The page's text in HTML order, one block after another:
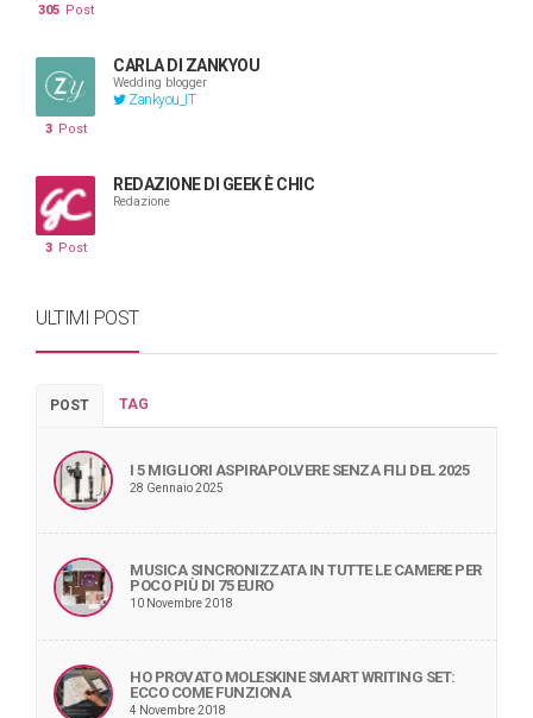
305 Post
CARLA DI ZANKYOU
Wedding blogger
Zankyou_IT
3 Post
REDAZIONE DI GEEK È CHIC
Redazione
3 Post
ULTIMI POST
POST TAG
I 5 MIGLIORI ASPIRAPOLVERE SENZA FILI DEL 2025
28 Gennaio 2025
MUSICA SINCRONIZZATA IN TUTTE LE CAMERE PER
POCO PIÙ DI 75 EURO
10 Novembre 2018
HO PROVATO MOLESKINE SMART WRITING SET:
ECCO COME FUNZIONA
4 Novembre 2018